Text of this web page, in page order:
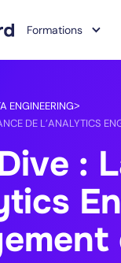
Formations
ENGINEERING>
DE L’ANALYTICS
: